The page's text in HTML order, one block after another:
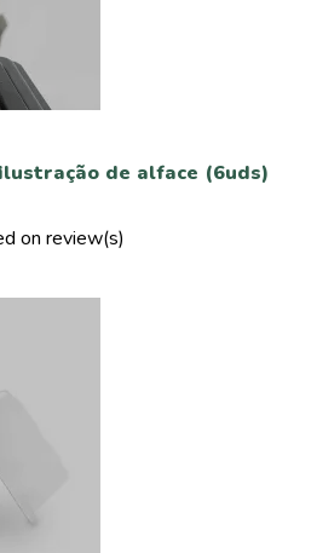
de alface (6uds)
on review(s)